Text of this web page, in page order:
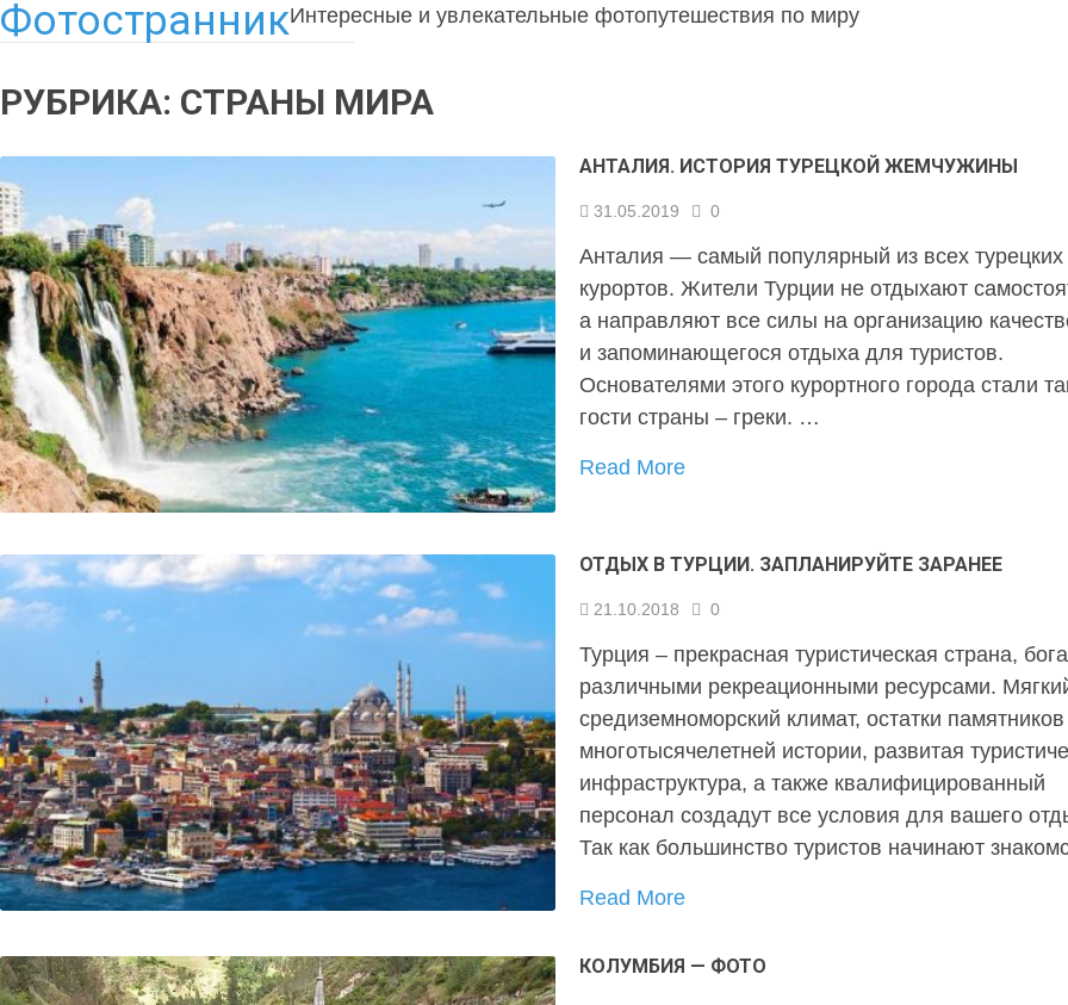
ФотостранникИнтересные и увлекательные фотопутешествия по миру
РУБРИКА: СТРАНЫ МИРА
АНТАЛИЯ. ИСТОРИЯ ТУРЕЦКОЙ ЖЕМЧУЖИНЫ
31.05.2019 0
Анталия — самый популярный из всех турецких
курортов. Жители Турции не отдыхают
а направляют все силы на организацию
и запоминающегося отдыха для туристов.
Основателями этого курортного города стали
гости страны – греки. …
Read More
ОТДЫХ В ТУРЦИИ. ЗАПЛАНИРУЙТЕ ЗАРАНЕЕ
21.10.2018 0
Турция – прекрасная туристическая страна,
различными рекреационными ресурсами.
средиземноморский климат, остатки памятников
многотысячелетней истории, развитая
инфраструктура, а также квалифицированный
персонал создадут все условия для вашего
Так как большинство туристов начинают
Read More
КОЛУМБИЯ — ФОТО